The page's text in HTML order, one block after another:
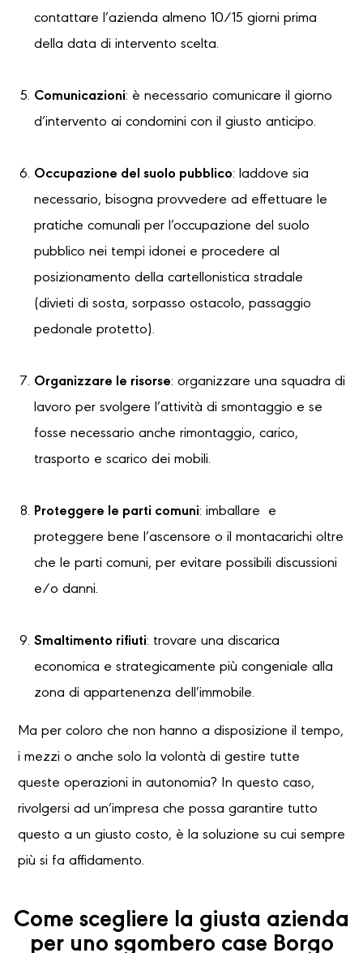
contattare l’azienda almeno 10/15 giorni prima
della data di intervento scelta.
Comunicazioni: è necessario comunicare il giorno
d’intervento ai condomini con il giusto anticipo.
Occupazione del suolo pubblico: laddove sia
necessario, bisogna provvedere ad effettuare le
pratiche comunali per l’occupazione del suolo
pubblico nei tempi idonei e procedere al
posizionamento della cartellonistica stradale
(divieti di sosta, sorpasso ostacolo, passaggio
pedonale protetto).
Organizzare le risorse: organizzare una squadra di
lavoro per svolgere l’attività di smontaggio e se
fosse necessario anche rimontaggio, carico,
trasporto e scarico dei mobili.
Proteggere le parti comuni: imballare e
proteggere bene l’ascensore o il montacarichi oltre
che le parti comuni, per evitare possibili discussioni
e/o danni.
Smaltimento rifiuti: trovare una discarica
economica e strategicamente più congeniale alla
zona di appartenenza dell’immobile.
Ma per coloro che non hanno a disposizione il tempo,
i mezzi o anche solo la volontà di gestire tutte
queste operazioni in autonomia? In questo caso,
rivolgersi ad un’impresa che possa garantire tutto
questo a un giusto costo, è la soluzione su cui sempre
più si fa affidamento.
Come scegliere la giusta azienda
per uno sgombero case Borgo